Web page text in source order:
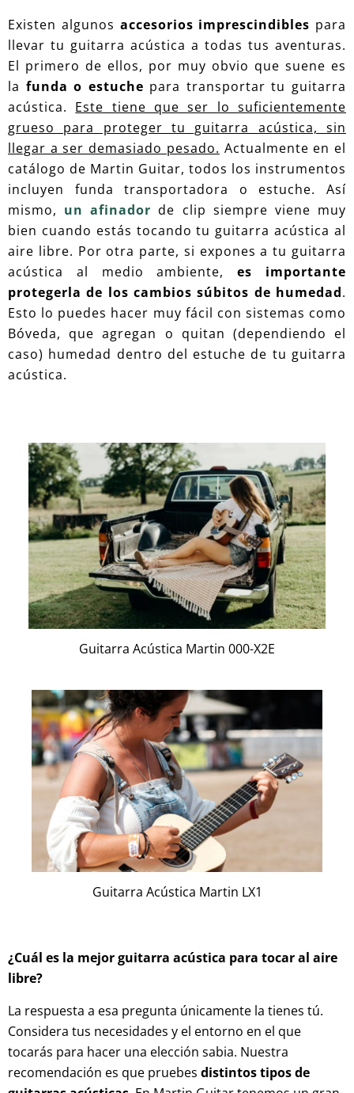
Existen algunos accesorios imprescindibles para
llevar tu guitarra acústica a todas tus aventuras.
El primero de ellos, por muy obvio que suene es
la funda o estuche para transportar tu guitarra
acústica. Este tiene que ser lo suficientemente
grueso para proteger tu guitarra acústica, sin
llegar a ser demasiado pesado. Actualmente en el
catálogo de Martin Guitar, todos los instrumentos
incluyen funda transportadora o estuche. Así
mismo, un afinador de clip siempre viene muy
bien cuando estás tocando tu guitarra acústica al
aire libre. Por otra parte, si expones a tu guitarra
acústica al medio ambiente,
es importante
protegerla de los cambios súbitos de humedad.
Esto lo puedes hacer muy fácil con sistemas como
Bóveda, que agregan o quitan (dependiendo el
caso) humedad dentro del estuche de tu guitarra
acústica.
Guitarra Acústica Martin 000-X2E
Guitarra Acústica Martin LX1
¿Cuál es la mejor guitarra acústica para tocar al aire
libre?
La respuesta a esa pregunta únicamente la tienes tú.
Considera tus necesidades y el entorno en el que
tocarás para hacer una elección sabia. Nuestra
recomendación es que pruebes distintos tipos de